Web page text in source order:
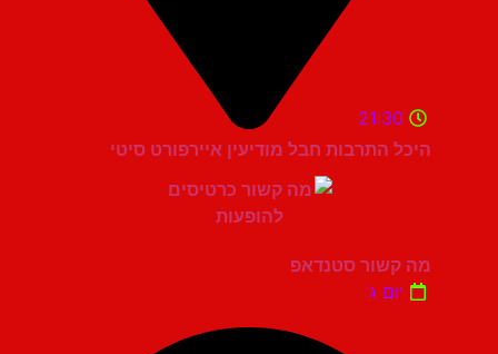
היכל התרבות חבל מודיעין איירפורט סיטי
21:30
מה קשור סטנדאפ
יום ג'